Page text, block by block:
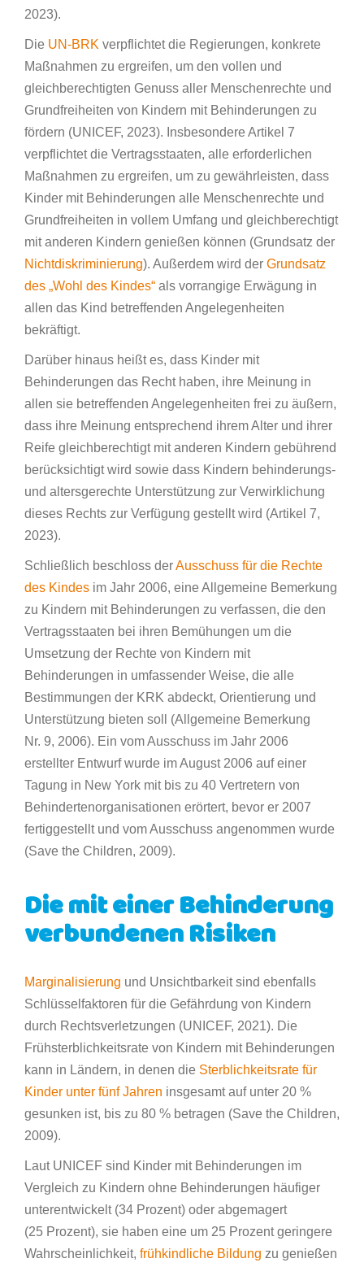
2023).
Die UN-BRK verpflichtet die Regierungen, konkrete
Maßnahmen zu ergreifen, um den vollen und
gleichberechtigten Genuss aller Menschenrechte und
Grundfreiheiten von Kindern mit Behinderungen zu
fördern (UNICEF, 2023). Insbesondere Artikel 7
verpflichtet die Vertragsstaaten, alle erforderlichen
Maßnahmen zu ergreifen, um zu gewährleisten, dass
Kinder mit Behinderungen alle Menschenrechte und
Grundfreiheiten in vollem Umfang und gleichberechtigt
mit anderen Kindern genießen können (Grundsatz der
Nichtdiskriminierung). Außerdem wird der Grundsatz
des „Wohl des Kindes“ als vorrangige Erwägung in
allen das Kind betreffenden Angelegenheiten
bekräftigt.
Darüber hinaus heißt es, dass Kinder mit
Behinderungen das Recht haben, ihre Meinung in
allen sie betreffenden Angelegenheiten frei zu äußern,
dass ihre Meinung entsprechend ihrem Alter und ihrer
Reife gleichberechtigt mit anderen Kindern gebührend
berücksichtigt wird sowie dass Kindern behinderungs-
und altersgerechte Unterstützung zur Verwirklichung
dieses Rechts zur Verfügung gestellt wird (Artikel 7,
2023).
Schließlich beschloss derAusschuss für die Rechte
des Kindes im Jahr 2006, eine Allgemeine Bemerkung
zu Kindern mit Behinderungen zu verfassen, die den
Vertragsstaaten bei ihren Bemühungen um die
Umsetzung der Rechte von Kindern mit
Behinderungen in umfassender Weise, die alle
Bestimmungen der KRK abdeckt, Orientierung und
Unterstützung bieten soll (Allgemeine Bemerkung
Nr. 9, 2006). Ein vom Ausschuss im Jahr 2006
erstellter Entwurf wurde im August 2006 auf einer
Tagung in New York mit bis zu 40 Vertretern von
Behindertenorganisationen erörtert, bevor er 2007
fertiggestellt und vom Ausschuss angenommen wurde
(Save the Children, 2009).
Die mit einer Behinderung
verbundenen Risiken
Marginalisierung und Unsichtbarkeit sind ebenfalls
Schlüsselfaktoren für die Gefährdung von Kindern
durch Rechtsverletzungen (UNICEF, 2021). Die
Frühsterblichkeitsrate von Kindern mit Behinderungen
kann in Ländern, in denen die Sterblichkeitsrate für
Kinder unter fünf Jahren insgesamt auf unter 20 %
gesunken ist, bis zu 80 % betragen (Save the Children,
2009).
Laut UNICEF sind Kinder mit Behinderungen im
Vergleich zu Kindern ohne Behinderungen häufiger
unterentwickelt (34 Prozent) oder abgemagert
(25 Prozent), sie haben eine um 25 Prozent geringere
Wahrscheinlichkeit, frühkindliche Bildung zu genießen